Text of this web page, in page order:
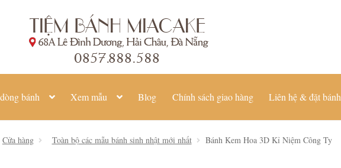
bánh Xem mẫu Blog Chính sách giao hàng Liên hệ & đặt bánh
Cửa hàng Toàn bộ các mẫu bánh sinh nhật mới nhất Bánh Kem Hoa 3D Kỉ Niệm Công Ty